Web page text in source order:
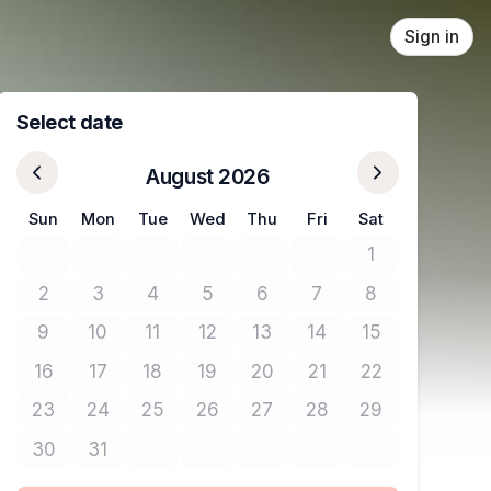
Sign in
Select date
August 2026
Sun Mon Tue Wed Thu Fri Sat
1No tickets
2No tickets available
3No tickets available
4No tickets available
5No tickets available
6No tickets available
7No tickets available
8No tickets
9No tickets available
10No tickets available
11No tickets available
12No tickets available
13No tickets available
14No tickets available
15No tickets
16No tickets available
17No tickets available
18No tickets available
19No tickets available
20No tickets available
21No tickets available
22No tickets
23No tickets available
24No tickets available
25No tickets available
26No tickets available
27No tickets available
28No tickets available
29No tickets
30No tickets available
31No tickets available